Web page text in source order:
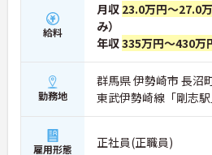
給料
月収 23.0万円～27.0
み）
年収335万円～430万
勤務地
群馬県 伊勢崎市 長沼
東武伊勢崎線「剛志
雇用形態 正社員(正職員)